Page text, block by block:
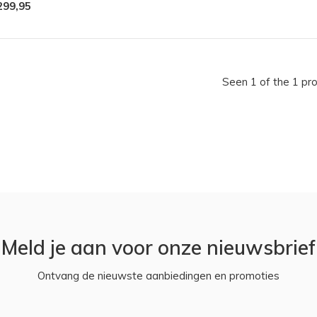
Seen 1 of the 1
Meld je aan voor onze nieuwsbrief
Ontvang de nieuwste aanbiedingen en promoties